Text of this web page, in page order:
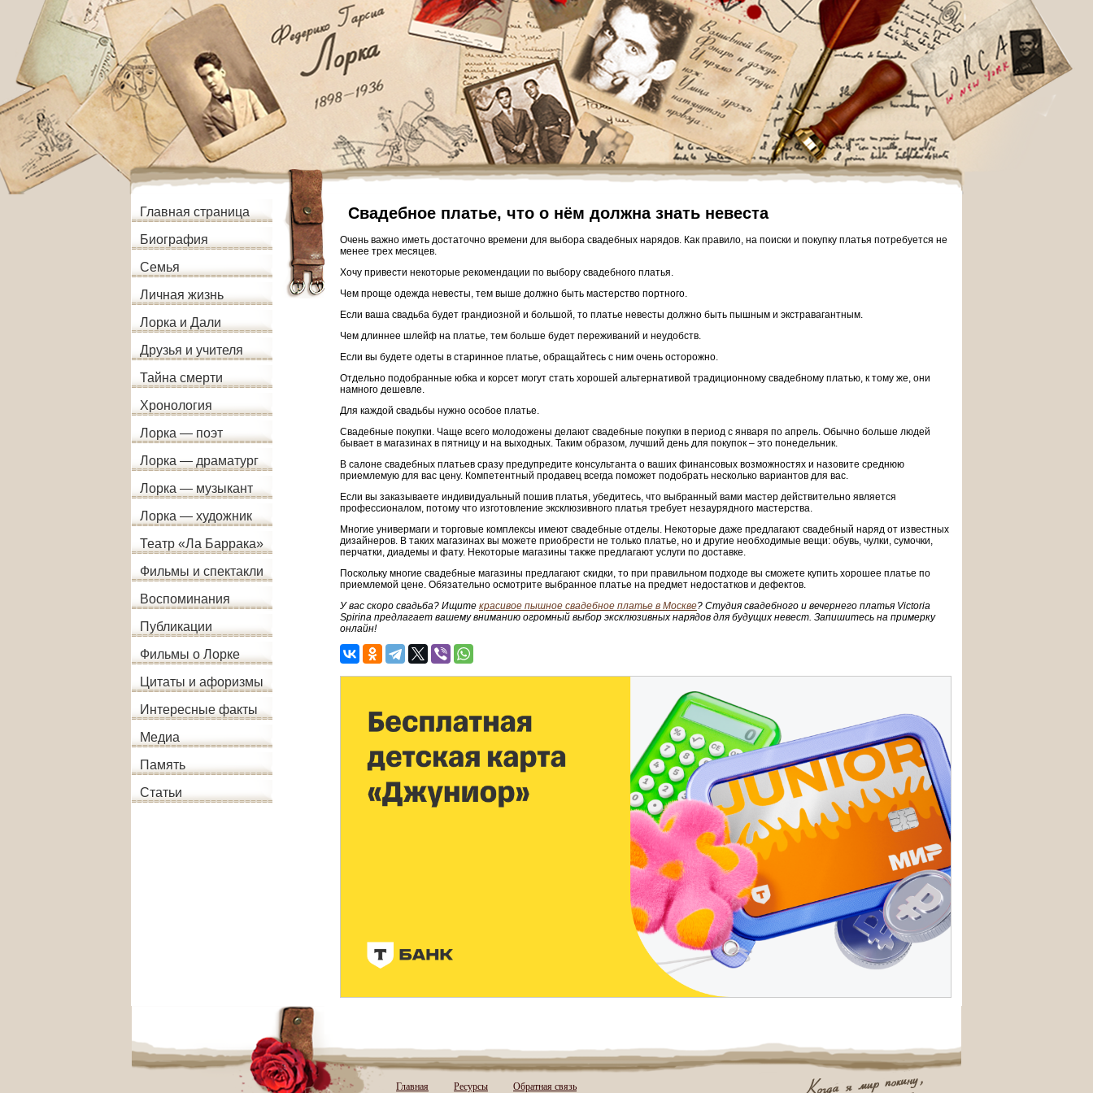
Главная страница
Биография
Семья
Личная жизнь
Лорка и Дали
Друзья и учителя
Тайна смерти
Хронология
Лорка — поэт
Лорка — драматург
Лорка — музыкант
Лорка — художник
Театр «Ла Баррака»
Фильмы и спектакли
Воспоминания
Публикации
Фильмы о Лорке
Цитаты и афоризмы
Интересные факты
Медиа
Память
Статьи
Свадебное платье, что о нём должна знать невеста
Очень важно иметь достаточно времени для выбора свадебных нарядов. Как правило, на поиски и покупку платья потребуется не
менее трех месяцев.
Хочу привести некоторые рекомендации по выбору свадебного платья.
Чем проще одежда невесты, тем выше должно быть мастерство портного.
Если ваша свадьба будет грандиозной и большой, то платье невесты должно быть пышным и экстравагантным.
Чем длиннее шлейф на платье, тем больше будет переживаний и неудобств.
Если вы будете одеты в старинное платье, обращайтесь с ним очень осторожно.
Отдельно подобранные юбка и корсет могут стать хорошей альтернативой традиционному свадебному платью, к тому же, они
намного дешевле.
Для каждой свадьбы нужно особое платье.
Свадебные покупки. Чаще всего молодожены делают свадебные покупки в период с января по апрель. Обычно больше людей
бывает в магазинах в пятницу и на выходных. Таким образом, лучший день для покупок – это понедельник.
В салоне свадебных платьев сразу предупредите консультанта о ваших финансовых возможностях и назовите среднюю
приемлемую для вас цену. Компетентный продавец всегда поможет подобрать несколько вариантов для вас.
Если вы заказываете индивидуальный пошив платья, убедитесь, что выбранный вами мастер действительно является
профессионалом, потому что изготовление эксклюзивного платья требует незаурядного мастерства.
Многие универмаги и торговые комплексы имеют свадебные отделы. Некоторые даже предлагают свадебный наряд от известных
дизайнеров. В таких магазинах вы можете приобрести не только платье, но и другие необходимые вещи: обувь, чулки, сумочки,
перчатки, диадемы и фату. Некоторые магазины также предлагают услуги по доставке.
Поскольку многие свадебные магазины предлагают скидки, то при правильном подходе вы сможете купить хорошее платье по
приемлемой цене. Обязательно осмотрите выбранное платье на предмет недостатков и дефектов.
У вас скоро свадьба? Ищите красивое пышное свадебное платье в Москве? Студия свадебного и вечернего платья Victoria
Spirina предлагает вашему вниманию огромный выбор эксклюзивных нарядов для будущих невест. Запишитесь на примерку
онлайн!
Главная Ресурсы Обратная связь